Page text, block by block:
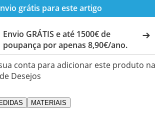
grátis para este artigo
Envio GRÁTIS e até 1500€ de
poupança por apenas 8,90€/ano.
conta para adicionar este produto na
Desejos
MATERIAIS